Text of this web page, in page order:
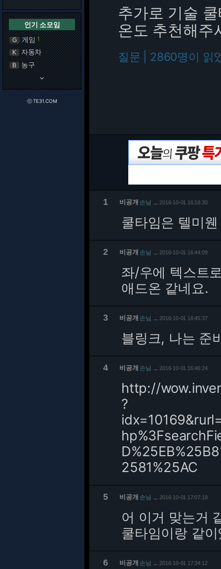
인기 소모임
G 게임 1
K 자동차
B 농구
keyboard_arrow_down
ⓒ TE31.COM
추가로 기술
온도 추천해주
질문 | 2860명이 읽
1 비공개 손님 2016-10-01 16:18:30
쿨타임은 텔미
2 비공개 손님 2016-10-01 16:44:09
좌/우에 텍스트
애드온 같네요.
3 비공개 손님 2016-10-01 16:45:37
블링크, 나는 준
4 비공개 손님 2016-10-01 16:46:24
http://
?
2581%25AC
5 비공개 손님 2016-10-01 17:07:18
어 이거 맞는거
쿨타임이랑 같
6 비공개 손님 2016-10-01 17:34:12